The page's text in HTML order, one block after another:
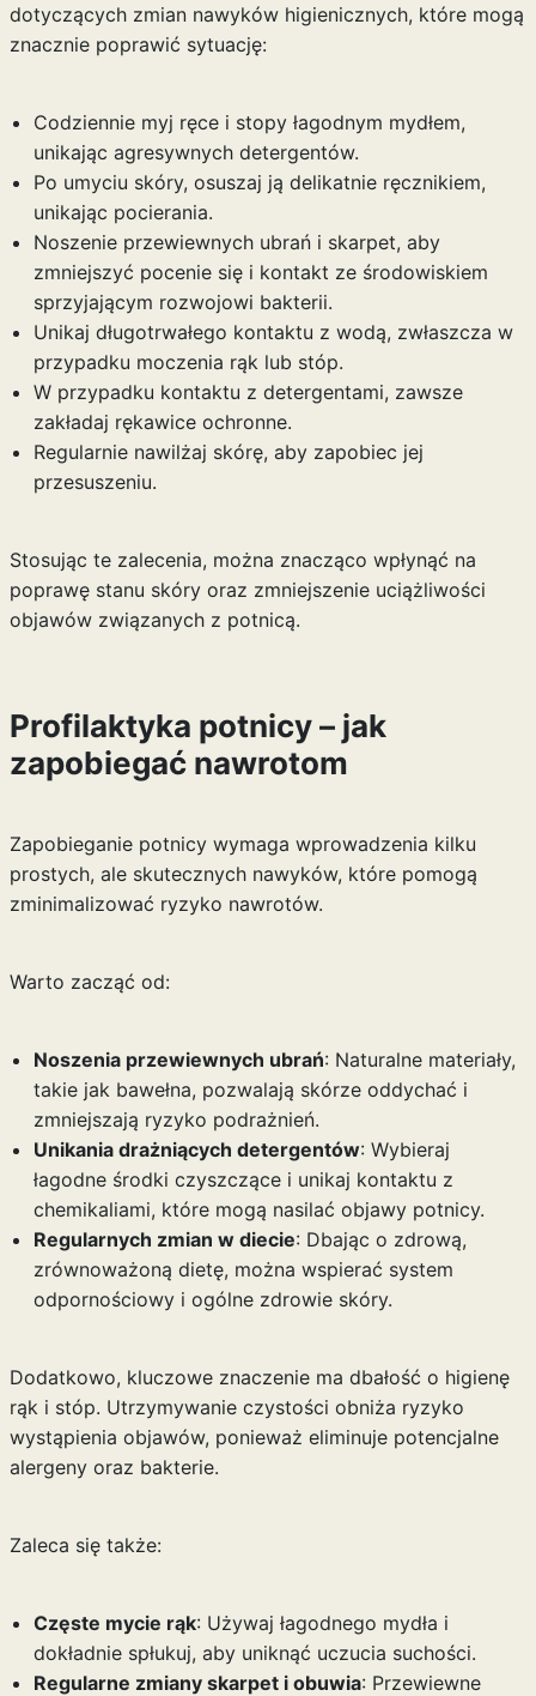
dotyczących zmian nawyków higienicznych, które mogą
znacznie poprawić sytuację:
Codziennie myj ręce i stopy łagodnym mydłem,
unikając agresywnych detergentów.
Po umyciu skóry, osuszaj ją delikatnie ręcznikiem,
unikając pocierania.
Noszenie przewiewnych ubrań i skarpet, aby
zmniejszyć pocenie się i kontakt ze środowiskiem
sprzyjającym rozwojowi bakterii.
Unikaj długotrwałego kontaktu z wodą, zwłaszcza w
przypadku moczenia rąk lub stóp.
W przypadku kontaktu z detergentami, zawsze
zakładaj rękawice ochronne.
Regularnie nawilżaj skórę, aby zapobiec jej
przesuszeniu.
Stosując te zalecenia, można znacząco wpłynąć na
poprawę stanu skóry oraz zmniejszenie uciążliwości
objawów związanych z potnicą.
Profilaktyka potnicy – jak
zapobiegać nawrotom
Zapobieganie potnicy wymaga wprowadzenia kilku
prostych, ale skutecznych nawyków, które pomogą
zminimalizować ryzyko nawrotów.
Warto zacząć od:
Noszenia przewiewnych ubrań: Naturalne materiały,
takie jak bawełna, pozwalają skórze oddychać i
zmniejszają ryzyko podrażnień.
Unikania drażniących detergentów: Wybieraj
łagodne środki czyszczące i unikaj kontaktu z
chemikaliami, które mogą nasilać objawy potnicy.
Regularnych zmian w diecie: Dbając o zdrową,
zrównoważoną dietę, można wspierać system
odpornościowy i ogólne zdrowie skóry.
Dodatkowo, kluczowe znaczenie ma dbałość o higienę
rąk i stóp. Utrzymywanie czystości obniża ryzyko
wystąpienia objawów, ponieważ eliminuje potencjalne
alergeny oraz bakterie.
Zaleca się także:
Częste mycie rąk: Używaj łagodnego mydła i
dokładnie spłukuj, aby uniknąć uczucia suchości.
Regularne zmiany skarpet i obuwia: Przewiewne